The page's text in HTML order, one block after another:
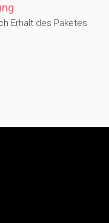
Erhalt des Paketes